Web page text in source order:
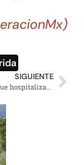
SIGUIENTE
Toño Esquinca fue hospitalizado por complicaciones de Covid-19